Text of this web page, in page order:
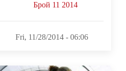
Брой 11 2014
Fri, 11/28/2014 - 06:06